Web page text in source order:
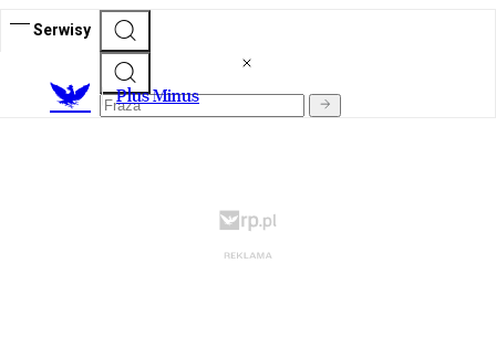
Serwisy
Plus Minus